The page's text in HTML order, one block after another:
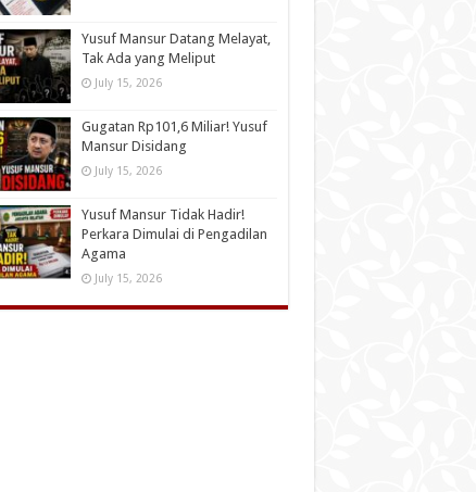
Yusuf Mansur Datang Melayat,
Tak Ada yang Meliput
July 15, 2026
Gugatan Rp101,6 Miliar! Yusuf
Mansur Disidang
July 15, 2026
Yusuf Mansur Tidak Hadir!
Perkara Dimulai di Pengadilan
Agama
July 15, 2026